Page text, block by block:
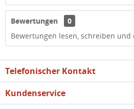
Bewertungen
0
Bewertungen lesen, schreiben und
Telefonischer Kontakt
Kundenservice